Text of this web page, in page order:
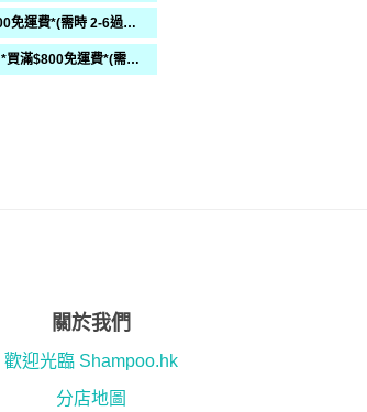
送貨上門 *買滿$600免運費*(需時 2-6過工作天)
偏遠地區送貨上門 *買滿$800免運費*(需時 2-6個工作天)
關於我們
歡迎光臨 Shampoo.hk
分店地圖